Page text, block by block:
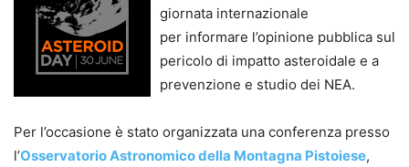
giornata internazionale
per informare l’opinione pubblica sul
pericolo di impatto asteroidale e a
prevenzione e studio dei NEA.
Per l’occasione è stato organizzata una conferenza presso
l’Osservatorio Astronomico della Montagna Pistoiese,